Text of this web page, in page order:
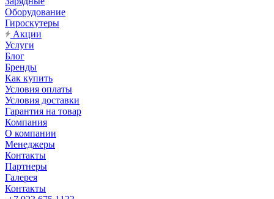
Оборудование
Гироскутеры
Акции
Услуги
Блог
Бренды
Как купить
Условия оплаты
Условия доставки
Гарантия на товар
Компания
О компании
Менеджеры
Контакты
Партнеры
Галерея
Контакты